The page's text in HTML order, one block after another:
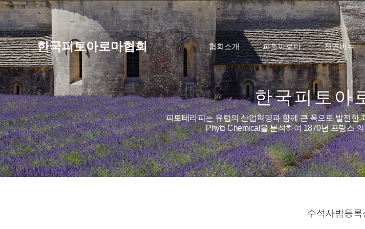
한국피토아로마협회 협회소개 피토아로마 천연비누
한국피토아
피토테라피는 유럽의 산업혁명과 함께 큰 폭으로 발전한
Phyto Chemical을 분석하여 1870년 프랑스
수석사범등록